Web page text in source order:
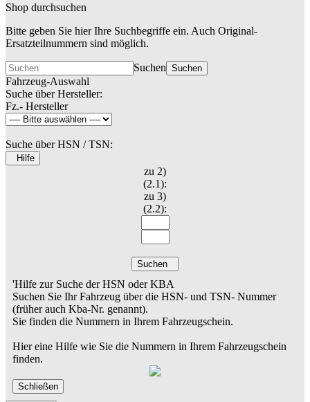
Shop durchsuchen
Bitte geben Sie hier Ihre Suchbegriffe ein. Auch Original-
Ersatzteilnummern sind möglich.
Suchen Suchen
Fahrzeug-Auswahl
Suche über Hersteller:
Fz.- Hersteller
Suche über HSN / TSN:
Hilfe
zu 2)
(2.1):
zu 3)
(2.2):
Suchen
'Hilfe zur Suche der HSN oder KBA
Suchen Sie Ihr Fahrzeug über die HSN- und TSN- Nummer
(früher auch Kba-Nr. genannt).
Sie finden die Nummern in Ihrem Fahrzeugschein.
Hier eine Hilfe wie Sie die Nummern in Ihrem Fahrzeugschein
finden.
Schließen